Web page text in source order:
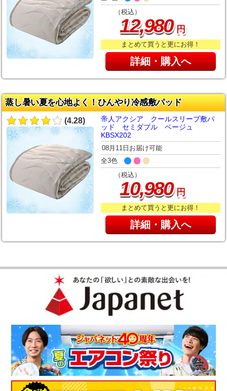
（税込）
12,980円
まとめて買うと更にお得！
詳細・購入へ
蒸し暑い夏を心地よく！ひんやり冷感敷パッド
(4.28)
帝人アクシア クールスリープ敷パ
ッド セミダブル ベージュ
KBSX202
08月11日お届け可能
全3色
（税込）
10,980円
まとめて買うと更にお得！
詳細・購入へ